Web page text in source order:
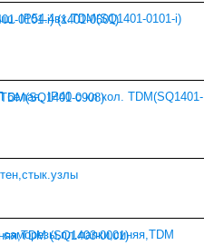
IP54.4вх.TDM(SQ1401-0101-i)
IP40 с кл.кол. TDM(SQ1401-